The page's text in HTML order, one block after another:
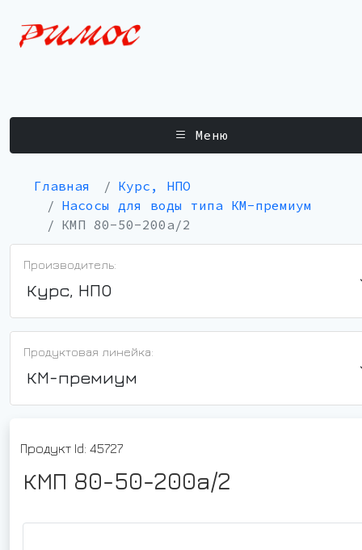
Меню
Главная
Курс, НПО
Насосы для воды типа КМ-премиум
КМП 80-50-200а/2
Производитель:
Курс, НПО
Продуктовая линейка:
КМ-премиум
Продукт Id: 45727
КМП 80-50-200а/2